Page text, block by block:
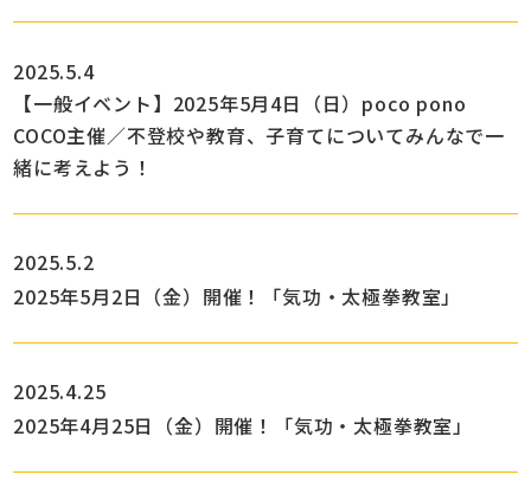
2025.5.4
【一般イベント】2025年5月4日（日）poco pono
COCO主催／不登校や教育、子育てについてみんなで一
緒に考えよう！
2025.5.2
2025年5月2日（金）開催！「気功・太極拳教室」
2025.4.25
2025年4月25日（金）開催！「気功・太極拳教室」